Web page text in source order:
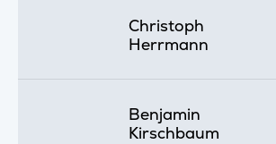
Christoph
Herrmann
Benjamin
Kirschbaum